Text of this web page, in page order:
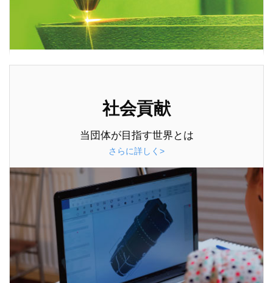
社会貢献
当団体が目指す世界とは
さらに詳しく>